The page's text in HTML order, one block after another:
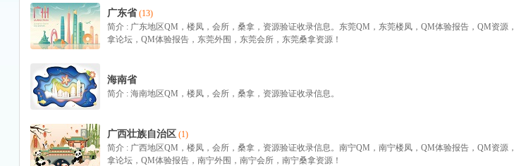
» › 广东省(13)
简介 : 广东地区QM，楼凤，会所，桑拿，资源验证收录信息。东莞QM，东莞楼凤，QM体验报告，QM资源
拿论坛，QM体验报告，东莞外围，东莞会所，东莞桑拿资源！
海南省
简介 : 海南地区QM，楼凤，会所，桑拿，资源验证收录信息。
广西壮族自治区(1)
简介 : 广西地区QM，楼凤，会所，桑拿，资源验证收录信息。南宁QM，南宁楼凤，QM体验报告，QM资源
拿论坛，QM体验报告，南宁外围，南宁会所，南宁桑拿资源！